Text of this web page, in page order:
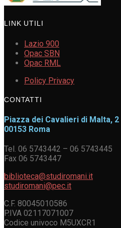
LINK UTILI
Lazio 900
Opac SBN
Opac RML
Policy Privacy
CONTATTI
Piazza dei Cavalieri di Malta, 2
00153 Roma
Tel. 06 5743442 – 06 5743445
Fax 06 5743447
biblioteca@studiromani.it
studiromani@pec.it
C.F. 80045010586
P.IVA 02117071007
Codice univoco M5UXCR1